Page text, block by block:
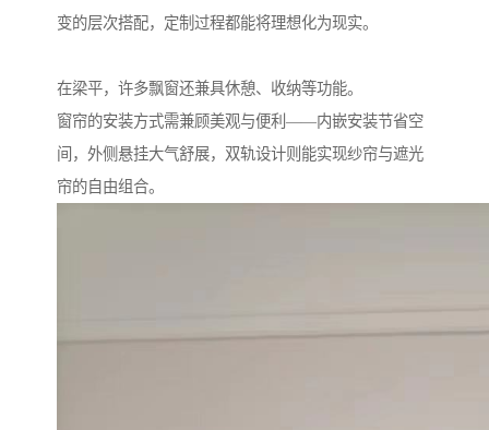
变的层次搭配，定制过程都能将理想化为现实。
在梁平，许多飘窗还兼具休憩、收纳等功能。
窗帘的安装方式需兼顾美观与便利——内嵌安装节省空
间，外侧悬挂大气舒展，双轨设计则能实现纱帘与遮光
帘的自由组合。